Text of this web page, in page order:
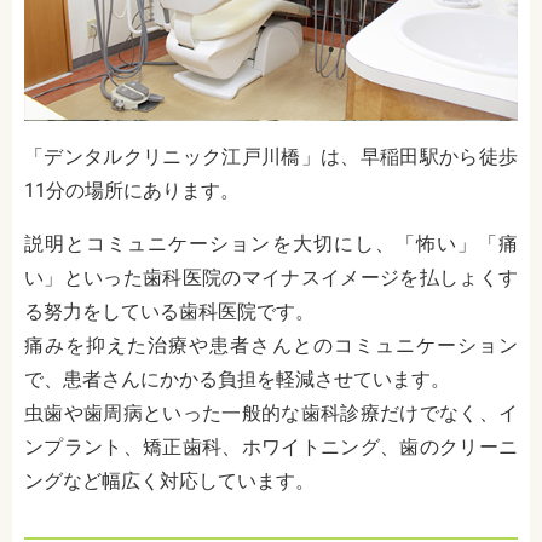
「デンタルクリニック江戸川橋」は、早稲田駅から徒歩
11分の場所にあります。
説明とコミュニケーションを大切にし、「怖い」「痛
い」といった歯科医院のマイナスイメージを払しょくす
る努力をしている歯科医院です。
痛みを抑えた治療や患者さんとのコミュニケーション
で、患者さんにかかる負担を軽減させています。
虫歯や歯周病といった一般的な歯科診療だけでなく、イ
ンプラント、矯正歯科、ホワイトニング、歯のクリーニ
ングなど幅広く対応しています。